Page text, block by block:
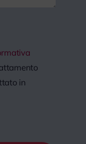
in